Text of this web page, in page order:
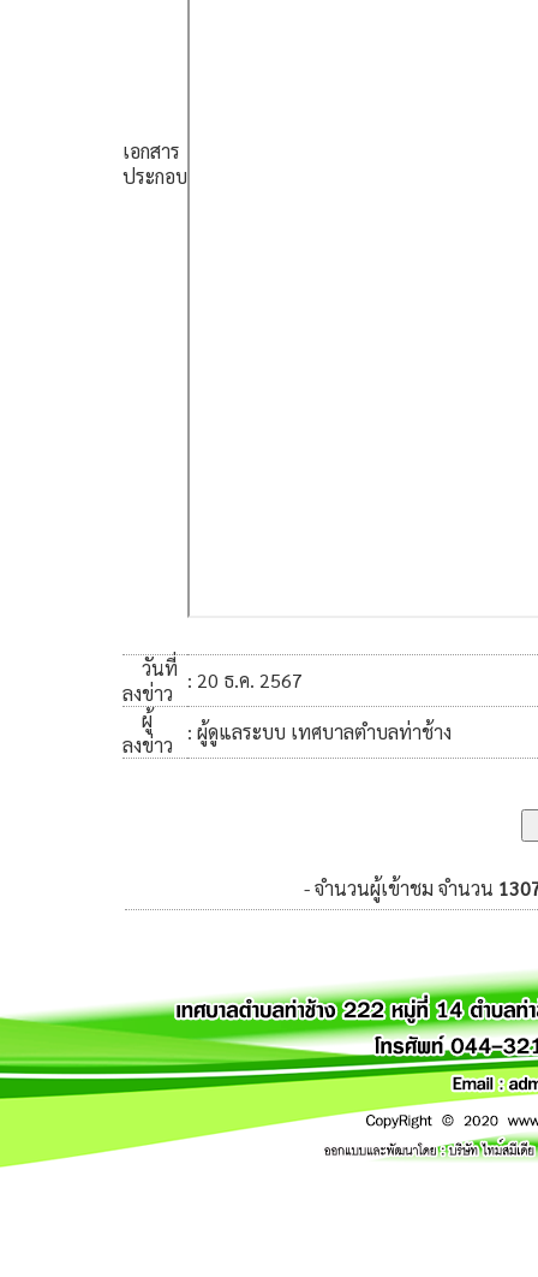
เอกสาร
ประกอบ
วันที่
ลงข่าว
: 20 ธ.ค. 2567
ผู้
ลงข่าว
: ผู้ดูแลระบบ เทศบาลตำบลท่าช้าง
- จำนวนผู้เข้าชม จำนวน